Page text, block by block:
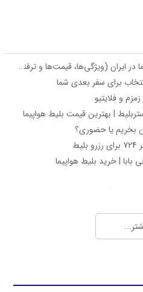
11 بهترین سایت خرید بلیط هواپیما در ایران (ویژگی‌ها، قیمت‌ها و ترفندها)
برای سفر بعدی شما
و فلایتیو
| بهترین قیمت بلیط هواپیما
بخریم یا حضوری؟
| خرید بلیط هواپیما
ویژه | موج زمزم